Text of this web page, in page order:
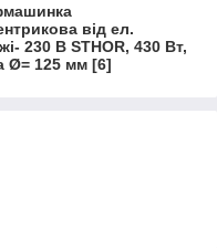
від ел.
230 В STHOR, 430 Вт,
Ø= 125 мм [6]